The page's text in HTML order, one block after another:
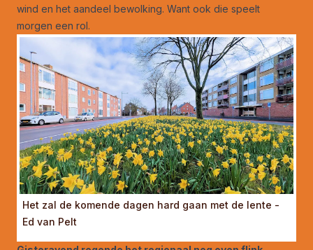
wind en het aandeel bewolking. Want ook die speelt
morgen een rol.
Het zal de komende dagen hard gaan met de lente -
Ed van Pelt